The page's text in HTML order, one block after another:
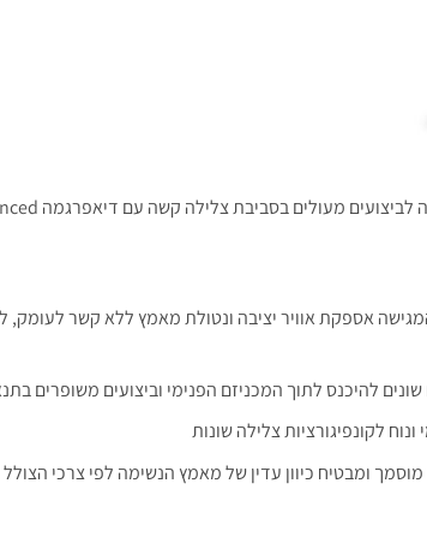
אספקת אוויר יציבה ונטולת מאמץ ללא קשר לעומק,
להיכנס לתוך המכניזם הפנימי וביצועים משופרים
לקונפיגורציות צלילה שונות
מוסמך ומבטיח כיוון עדין של מאמץ הנשימה לפי צרכי הצולל